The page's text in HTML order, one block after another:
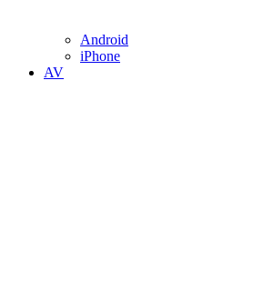
Android
iPhone
AV